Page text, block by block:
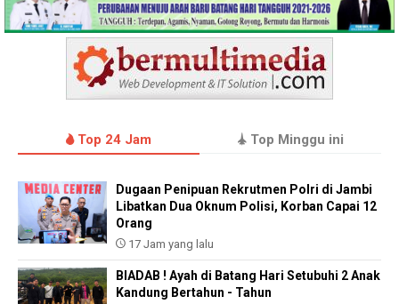
Top 24 Jam Top Minggu ini
Dugaan Penipuan Rekrutmen Polri di Jambi
Libatkan Dua Oknum Polisi, Korban Capai 12
Orang
17 Jam yang lalu
BIADAB ! Ayah di Batang Hari Setubuhi 2 Anak
Kandung Bertahun - Tahun